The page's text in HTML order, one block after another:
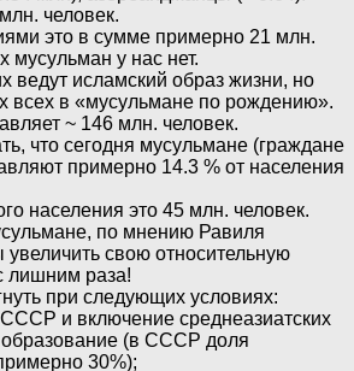
человек.
это в сумме примерно 21 млн.
мусульман у нас нет.
ведут исламский образ жизни, но
всех в «мусульмане по рождению».
~ 146 млн. человек.
что сегодня мусульмане (граждане
примерно 14.3 % от населения
населения это 45 млн. человек.
по мнению Равиля
свою относительную
лишним раза!
при следующих условиях:
и включение среднеазиатских
образование (в СССР доля
30%);